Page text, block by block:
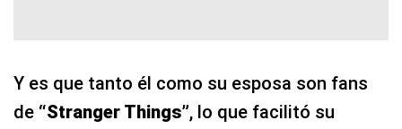
Y es que tanto él como su esposa son fans
de “Stranger Things”, lo que facilitó su